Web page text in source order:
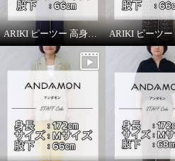
ARIKI ピーツー 高身長スタッフがはいてみました！